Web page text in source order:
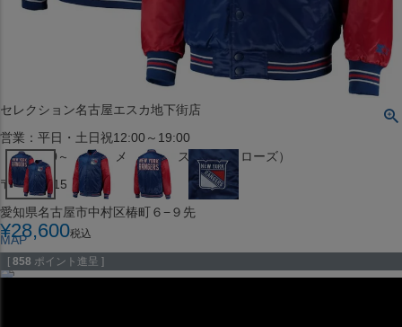
東京都千代田区神田三崎町２丁目２２−１ 1F
セレクション名古屋エスカ地下街店
営業：平日・土日祝12:00～19:00
（※15:00～16:00はメンテナンスのためクローズ）
〒453-0015
愛知県名古屋市中村区椿町６−９先
MAP
SHOP
¥28,600税込
[ 858 ポイント進呈 ]